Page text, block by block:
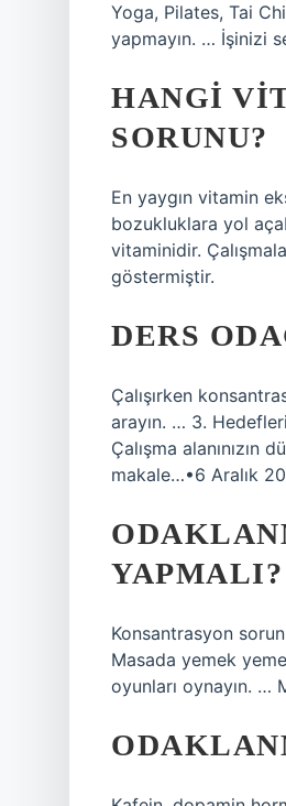
Yoga, Pilates, Tai
yapmayın. … İşinizi
HANGI
SORUNU?
En yaygın vitamin
bozukluklara yol
vitaminidir.
göstermiştir.
DERS
Çalışırken
arayın. … 3.
Çalışma alanınızın
makale…•6 Aralık
YAPMALI?
Konsantrasyon
Masada yemek
oyunları oynayın. …